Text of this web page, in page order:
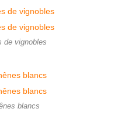
de vignobles
blancs